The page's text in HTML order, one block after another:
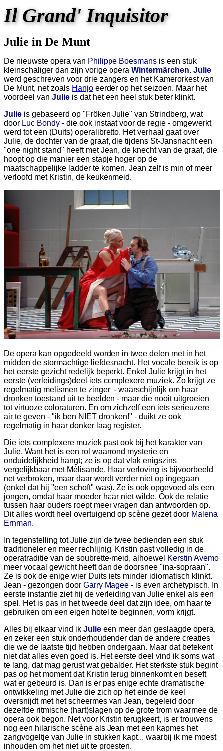
Il Grand' Inquisitor
Julie in De Munt
De nieuwste opera van Philippe Boesmans is een stuk
kleinschaliger dan zijn vorige opera Wintermärchen. Julie
werd geschreven voor drie zangers en het Kamerorkest van
De Munt, net zoals Hanjo eerder op het seizoen. Maar het
voordeel van Julie is dat het een heel stuk beter klinkt.
Julie is gebaseerd op "Fröken Julie" van Strindberg, wat
door Luc Bondy - die ook instaat voor de regie - omgewerkt
werd tot een (Duits) operalibretto. Het verhaal gaat over
Julie, de dochter van de graaf, die tijdens St-Jansnacht een
"one night stand" heeft met Jean, de knecht van de graaf, die
hoopt op die manier een stapje hoger op de
maatschappelijke ladder te komen. Jean zelf is min of meer
verloofd met Kristin, de keukenmeid.
De opera kan opgedeeld worden in twee delen met in het
midden de stormachtige liefdesnacht. Het vocale bereik is op
het eerste gezicht redelijk beperkt. Enkel Julie krijgt in het
eerste (verleidings)deel iets complexere muziek. Zo krijgt ze
regelmatig melismen te zingen - waarschijnlijk om haar
dronken toestand uit te beelden - maar die nooit uitgroeien
tot virtuoze coloraturen. En om zichzelf een iets serieuzere
air te geven - "ik ben NIET dronken!" - duikt ze ook
regelmatig in haar donker laag register.
Die iets complexere muziek past ook bij het karakter van
Julie. Want het is een rol waarrond mysterie en
onduidelijkheid hangt; ze is op dat vlak enigszins
vergelijkbaar met Mélisande. Haar verloving is bijvoorbeeld
net verbroken, maar daar wordt verder niet op ingegaan
(enkel dat hij "een schoft" was). Ze is ook opgevoed als een
jongen, omdat haar moeder haar niet wilde. Ook de relatie
tussen haar ouders roept meer vragen dan antwoorden op.
Dit alles wordt heel overtuigend op scène gezet door Malena
Ernman.
In tegenstelling tot Julie zijn de twee bedienden een stuk
traditioneler en meer rechlijnig. Kristin past volledig in de
operatraditie van de soubrette-meid, alhoewel Kerstin Avemo
meer vocaal gewicht heeft dan de doorsnee "ina-sopraan".
Ze is ook de enige wier Duits iets minder idiomatisch klinkt.
Jean - gezongen door Garry Magee - is even archetypisch. In
eerste instantie ziet hij de verleiding van Julie enkel als een
spel. Het is pas in het tweede deel dat zijn idee, om haar te
gebruiken om een eigen hotel te beginnen, vorm krijgt.
Alles bij elkaar vind ik Julie een meer dan geslaagde opera,
en zeker een stuk onderhoudender dan de andere creaties
die we de laatste tijd hebben ondergaan. Maar dat betekent
niet dat alles even goed is. Het eerste deel vind ik soms wat
te lang, dat mag gerust wat gebalder. Het sterkste stuk begint
pas op het moment dat Kristin terug binnenkomt en beseft
wat er gebeurd is. Dan is er pas enige echte dramatische
ontwikkeling met Julie die zich op het einde de keel
oversnijdt met het scheermes van Jean, begeleid door
dezelfde ritmische (hart)slagen op de grote trom waarmee de
opera ook begon. Net voor Kristin terugkeert, is er trouwens
nog een hilarische scène als Jean met een kapmes het
zangvogeltje van Julie in stukken kapt... waarbij ik me moest
inhouden om het niet uit te proesten.